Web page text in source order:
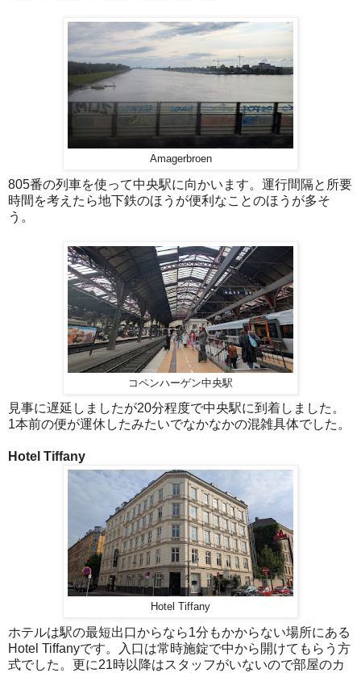
Amagerbroen
805番の列車を使って中央駅に向かいます。運行間隔と所要
時間を考えたら地下鉄のほうが便利なことのほうが多そ
う。
コペンハーゲン中央駅
見事に遅延しましたが20分程度で中央駅に到着しました。
1本前の便が運休したみたいでなかなかの混雑具体でした。
Hotel Tiffany
Hotel Tiffany
ホテルは駅の最短出口からなら1分もかからない場所にある
Hotel Tiffanyです。入口は常時施錠で中から開けてもらう方
式でした。更に21時以降はスタッフがいないので部屋のカ